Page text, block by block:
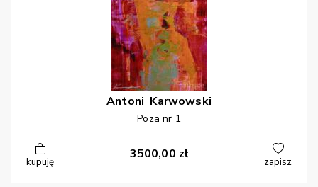
Antoni Karwowski
Poza nr 1
kupuję
3500,00 zł
zapisz